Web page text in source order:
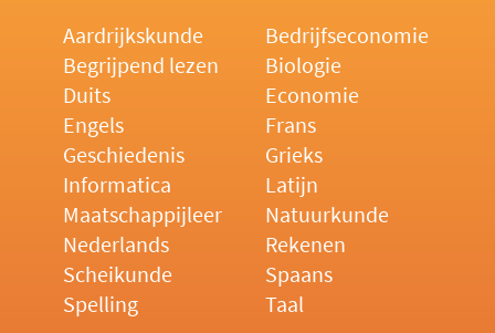
Aardrijkskunde
Bedrijfseconomie
Begrijpend lezen
Biologie
Duits
Economie
Engels
Frans
Geschiedenis
Grieks
Informatica
Latijn
Maatschappijleer
Natuurkunde
Nederlands
Rekenen
Scheikunde
Spaans
Spelling
Taal